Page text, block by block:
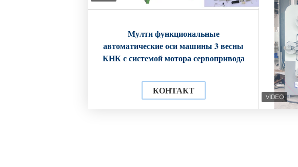
Мулти функциональные
автоматические оси машины 3 весны
КНК с системой мотора сервопривода
КОНТАКТ